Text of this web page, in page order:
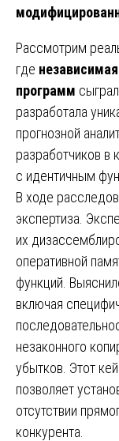
Рассмотрим
где
программ
разработала
прогнозной
разработчиков в
с идентичным
В ходе
экспертиза.
их
оперативной
функций.
включая
незаконного
убытков. Этот
позволяет
отсутствии
конкурента.